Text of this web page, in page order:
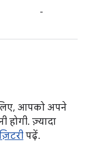
-
आपको अपने
होगी. ज़्यादा
पढ़ें.